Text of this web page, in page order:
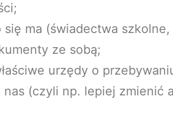
ma (świadectwa
ze sobą;
urzędy o
(czyli np. lepiej zmienić